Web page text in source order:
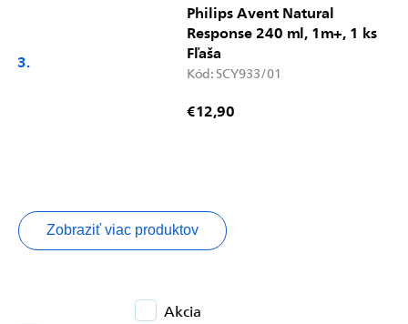
Philips Avent Natural
Response 240 ml, 1m+, 1 ks
Fľaša
Kód:SCY933/01
€12,90
Zobraziť viac produktov
Akcia